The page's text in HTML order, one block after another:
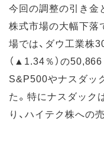
今回の調整の引き金
株式市場の大幅下落
場では、ダウ工業株
（▲1.34％）の
S&P500やナスダッ
た。特にナスダック
り、ハイテク株への